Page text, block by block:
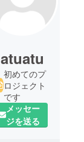
atuatu
初めてのプ
ロジェクト
です
メッセー
ジを送る